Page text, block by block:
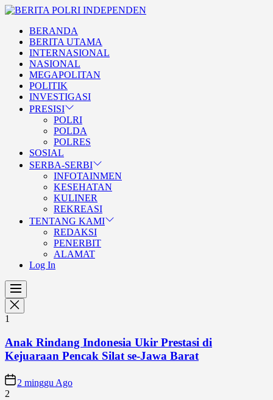
Skip
content
BERITA POLRI
INDEPENDEN
BERANDA
BERITA UTAMA
INTERNASIONAL
NASIONAL
MEGAPOLITAN
POLITIK
INVESTIGASI
PRESISI
POLRI
POLDA
POLRES
SOSIAL
SERBA-SERBI
INFOTAINMEN
KESEHATAN
KULINER
REKREASI
TENTANG KAMI
REDAKSI
PENERBIT
ALAMAT
Log In
1
Anak Rindang Indonesia Ukir Prestasi di
Kejuaraan Pencak Silat se-Jawa Barat
2 minggu Ago
2